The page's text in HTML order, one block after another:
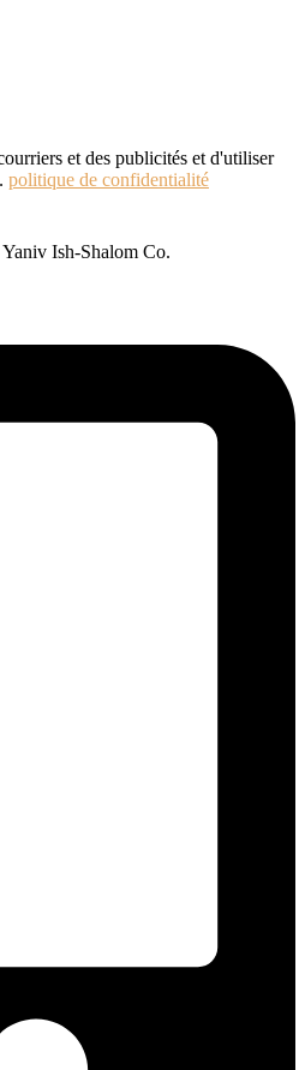
et des publicités et d'utiliser
politique de confidentialité
Ish-Shalom Co.